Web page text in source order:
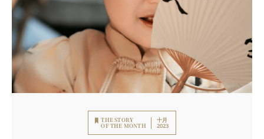
THE STORY
OF THE MONTH
十月
2023